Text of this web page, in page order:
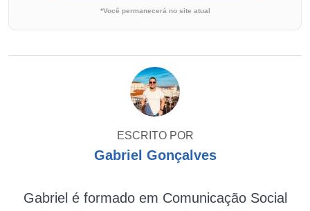
*Você permanecerá no site atual
ESCRITO POR
Gabriel Gonçalves
Gabriel é formado em Comunicação Social